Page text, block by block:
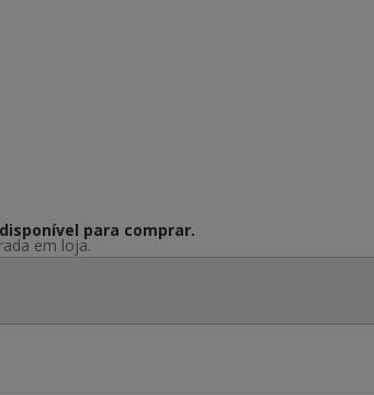
para comprar.
em loja.